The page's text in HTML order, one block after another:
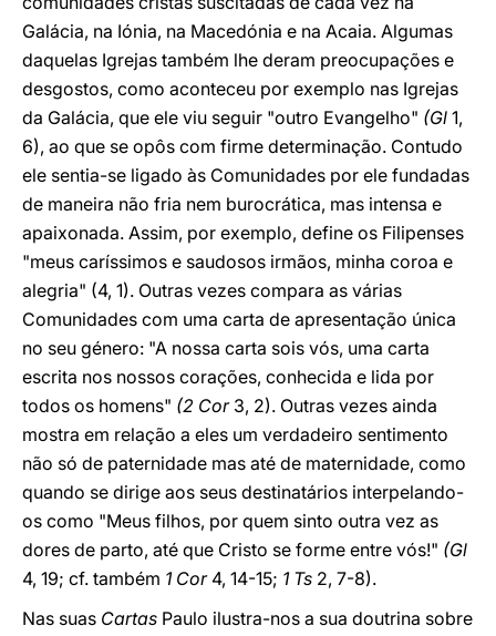
Galácia, na Iónia, na Macedónia e na Acaia. Algumas
daquelas Igrejas também lhe deram preocupações e
desgostos, como aconteceu por exemplo nas Igrejas
da Galácia, que ele viu seguir "outro Evangelho" (Gl 1,
6), ao que se opôs com firme determinação. Contudo
ele sentia-se ligado às Comunidades por ele fundadas
de maneira não fria nem burocrática, mas intensa e
apaixonada. Assim, por exemplo, define os Filipenses
"meus caríssimos e saudosos irmãos, minha coroa e
alegria" (4, 1). Outras vezes compara as várias
Comunidades com uma carta de apresentação única
no seu género: "A nossa carta sois vós, uma carta
escrita nos nossos corações, conhecida e lida por
todos os homens" (2 Cor3, 2). Outras vezes ainda
mostra em relação a eles um verdadeiro sentimento
não só de paternidade mas até de maternidade, como
quando se dirige aos seus destinatários interpelando-
os como "Meus filhos, por quem sinto outra vez as
dores de parto, até que Cristo se forme entre vós!" (Gl
4, 19; cf. também 1 Cor4, 14-15; 1 Ts 2, 7-8).
Nas suas Cartas Paulo ilustra-nos a sua doutrina sobre